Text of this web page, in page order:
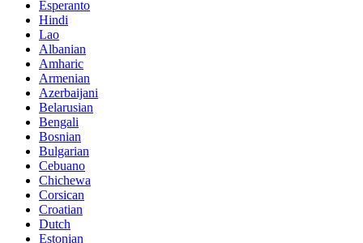
Esperanto
Hindi
Lao
Albanian
Amharic
Armenian
Azerbaijani
Belarusian
Bengali
Bosnian
Bulgarian
Cebuano
Chichewa
Corsican
Croatian
Dutch
Estonian